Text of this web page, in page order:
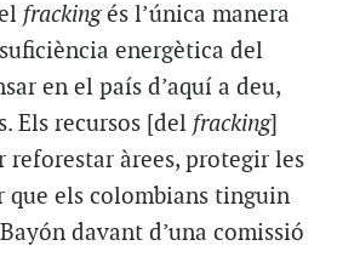
frackingés l’única manera
energètica del
en el país d’aquí a deu,
Els recursos [del fracking]
reforestar àrees, protegir les
que els colombians tinguin
davant d’una comissió